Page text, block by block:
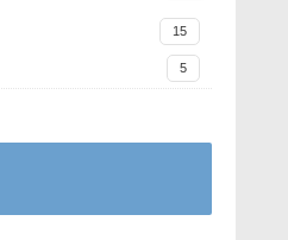
15
5